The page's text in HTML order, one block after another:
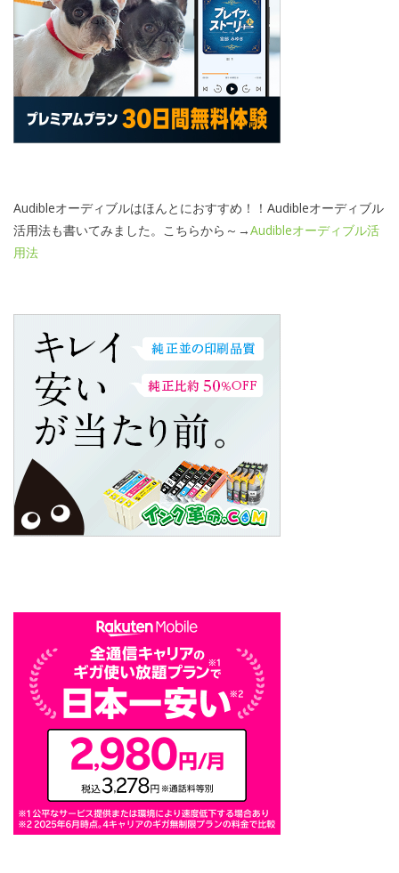
Audibleオーディブルはほんとにおすすめ！！Audibleオーディブル
活用法も書いてみました。こちらから～→Audibleオーディブル活
用法